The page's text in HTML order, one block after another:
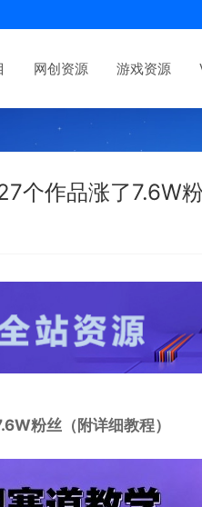
网创资源 游戏资源
个作品涨了7.6W
粉丝（附详细教程）